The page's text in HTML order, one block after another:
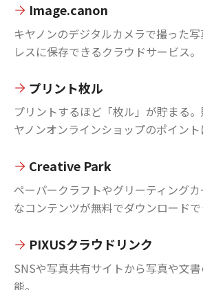
Image.canon
キヤノンのデジタルカメラで撮った
レスに保存できるクラウドサービス。
プリント枚ル
プリントするほど「枚ル」が貯まる
ヤノンオンラインショップのポイント
Creative Park
ペーパークラフトやグリーティング
なコンテンツが無料でダウンロードで
PIXUSクラウドリンク
SNSや写真共有サイトから写真や文
能。